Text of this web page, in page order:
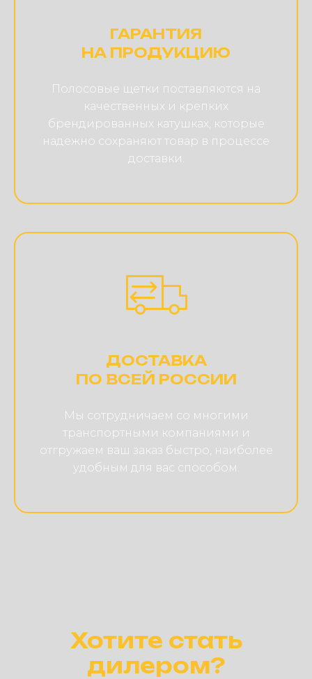
ГАРАНТИЯ
НА ПРОДУКЦИЮ
Полосовые щетки поставляются на
качественных и крепких
брендированных катушках, которые
надежно сохраняют товар в процессе
доставки.
ДОСТАВКА
ПО ВСЕЙ РОССИИ
Мы сотрудничаем со многими
транспортными компаниями и
отгружаем ваш заказ быстро, наиболее
удобным для вас способом.
Хотите стать
дилером?